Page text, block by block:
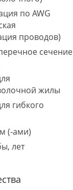
по AWG
проводов)
сечение
жилы
гибкого
(-ами)
лет